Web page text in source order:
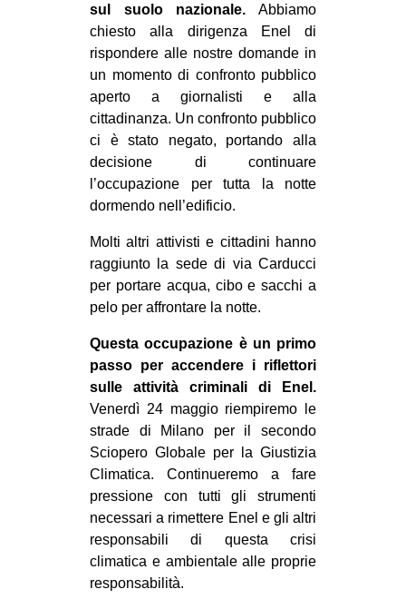
sul suolo nazionale. Abbiamo
chiesto alla dirigenza Enel di
rispondere alle nostre domande in
un momento di confronto pubblico
aperto a giornalisti e alla
cittadinanza. Un confronto pubblico
ci è stato negato, portando alla
decisione di continuare
l’occupazione per tutta la notte
dormendo nell’edificio.
Molti altri attivisti e cittadini hanno
raggiunto la sede di via Carducci
per portare acqua, cibo e sacchi a
pelo per affrontare la notte.
Questa occupazione è un primo
passo per accendere i riflettori
sulle attività criminali di Enel.
Venerdì 24 maggio riempiremo le
strade di Milano per il secondo
Sciopero Globale per la Giustizia
Climatica. Continueremo a fare
pressione con tutti gli strumenti
necessari a rimettere Enel e gli altri
responsabili di questa crisi
climatica e ambientale alle proprie
responsabilità.